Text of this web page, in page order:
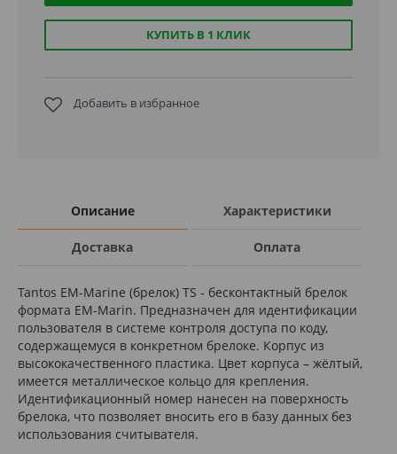
КУПИТЬ В 1 КЛИК
Добавить в избранное
Описание Характеристики
Доставка Оплата
Tantos EM-Marine (брелок) TS - бесконтактный брелок
формата EM-Marin. Предназначен для идентификации
пользователя в системе контроля доступа по коду,
содержащемуся в конкретном брелоке. Корпус из
высококачественного пластика. Цвет корпуса – жёлтый,
имеется металлическое кольцо для крепления.
Идентификационный номер нанесен на поверхность
брелока, что позволяет вносить его в базу данных без
использования считывателя.